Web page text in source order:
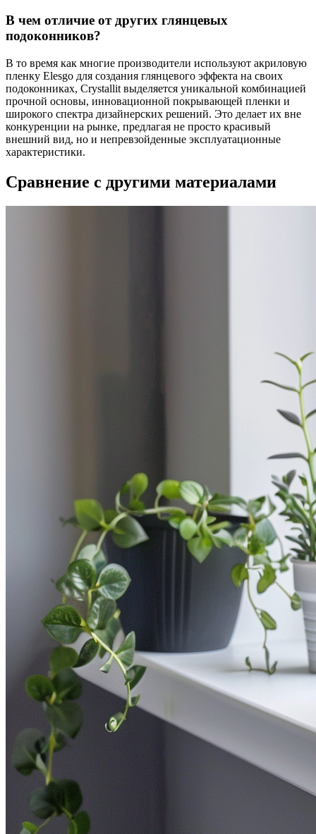
В чем отличие от других глянцевых
подоконников?
В то время как многие производители используют акриловую
пленку Elesgo для создания глянцевого эффекта на своих
подоконниках, Crystallit выделяется уникальной комбинацией
прочной основы, инновационной покрывающей пленки и
широкого спектра дизайнерских решений. Это делает их вне
конкуренции на рынке, предлагая не просто красивый
внешний вид, но и непревзойденные эксплуатационные
характеристики.
Сравнение с другими материалами